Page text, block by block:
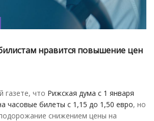
нравится повышение цен
газете, что Рижская дума с 1 января
часовые билеты с 1,15 до 1,50 евро, но
снижением цены на